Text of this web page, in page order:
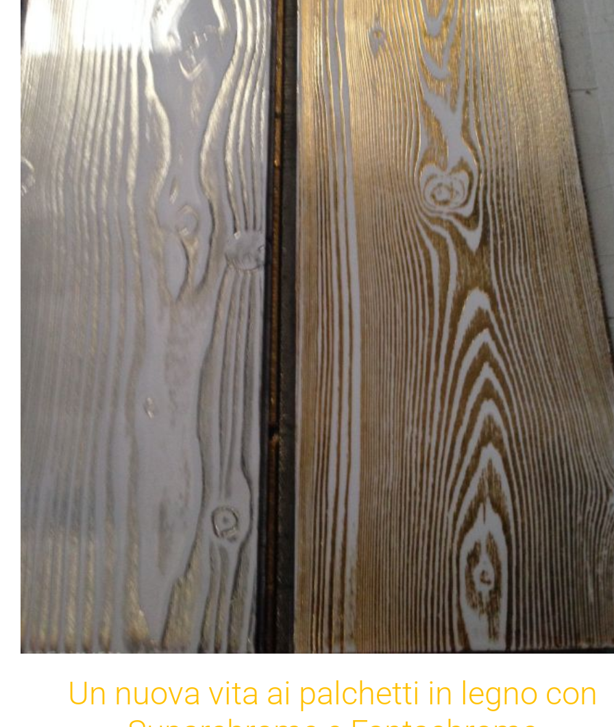
Un nuova vita ai palchetti in legno con